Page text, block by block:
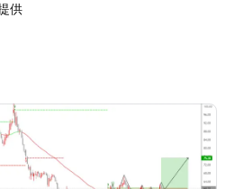
(深度回调区，青色)。此位置位
POC（Price of Control）附
三、 筹码结构补充分析 结合
R) 恰好位于此密集区的上沿。
导致趋势彻底崩坏，35.17 将构
策略： 策略 A：左侧潜伏（高
入逻辑： 将关注重点从 38.44
供